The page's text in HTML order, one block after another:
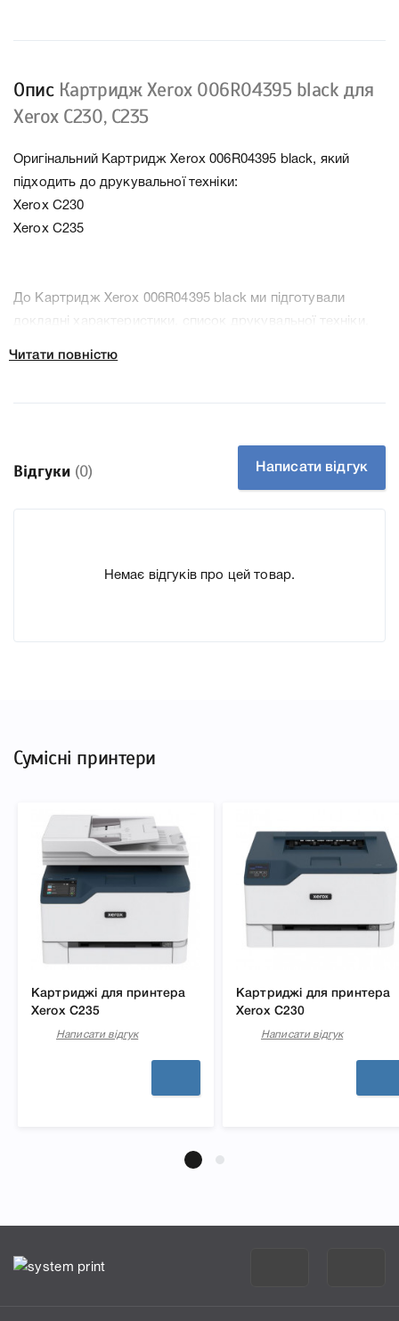
Опис Картридж Xerox 006R04395 black для
Xerox C230, C235
Оригінальний Картридж Xerox 006R04395 black, який
підходить до друкувальної техніки:
Xerox C230
Xerox C235
До Картридж Xerox 006R04395 black ми підготували
докладні характеристики, список друкувальної техніки,
Читати повністю
Відгуки (0) Написати відгук
Немає відгуків про цей товар.
Сумісні принтери
Картриджі для принтера
Xerox C235
Написати відгук
Картриджі для принтера
Xerox C230
Написати відгук